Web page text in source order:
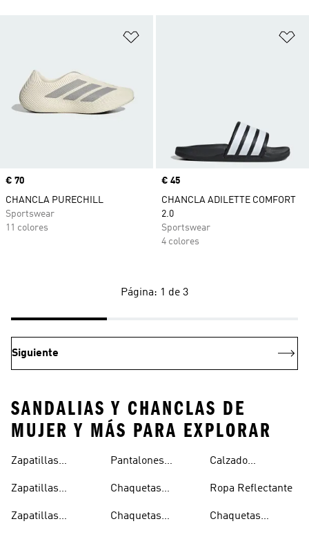
Precio
€ 70
CHANCLA PURECHILL
Sportswear
11 colores
Precio
€ 45
CHANCLA ADILETTE COMFORT
2.0
Sportswear
4 colores
Página: 1 de 3
Siguiente
SANDALIAS Y CHANCLAS DE
MUJER Y MÁS PARA EXPLORAR
Zapatillas
Mujer
Zapatillas
Hombre
Zapatillas
Capucha
Pantalones
Ligeros
Chaquetas
Chaquetas
Calzado
Ropa Reflectante
Chaquetas